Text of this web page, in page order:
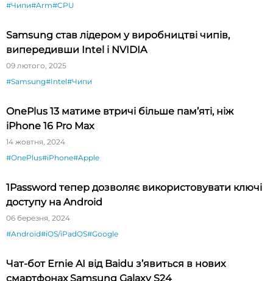
#Чипи#Arm#CPU
Samsung став лідером у виробництві чипів,
випередивши Intel і NVIDIA
09 лютого, 2025
#Samsung#Intel#Чипи
OnePlus 13 матиме втричі більше пам’яті, ніж
iPhone 16 Pro Max
14 жовтня, 2024
#OnePlus#iPhone#Apple
1Password тепер дозволяє використовувати ключі
доступу на Android
06 березня, 2024
#Android#iOS/iPadOS#Google
Чат-бот Ernie AI від Baidu з’явиться в нових
смартфонах Samsung Galaxy S24